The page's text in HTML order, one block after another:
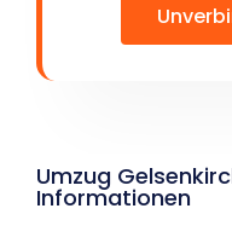
Umzug
Informationen